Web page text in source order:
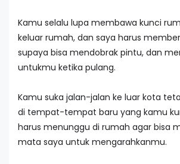
Kamu selalu lupa membawa kunci
keluar rumah, dan saya harus
supaya bisa mendobrak pintu, dan
untukmu ketika pulang.
Kamu suka jalan-jalan ke luar kota
di tempat-tempat baru yang kamu
harus menunggu di rumah agar bisa
mata saya untuk mengarahkanmu.